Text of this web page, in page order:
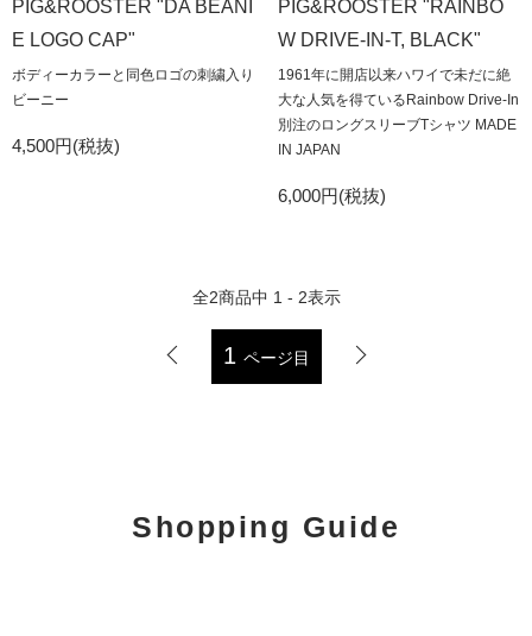
PIG&ROOSTER "DA BEANI
E LOGO CAP"
ボディーカラーと同色ロゴの刺繍入り
ビーニー
4,500円(税抜)
PIG&ROOSTER "RAINBO
W DRIVE-IN-T, BLACK"
1961年に開店以来ハワイで未だに絶
大な人気を得ているRainbow Drive-In
別注のロングスリーブTシャツ MADE
IN JAPAN
6,000円(税抜)
全2商品中 1 - 2表示
1 ページ目
Shopping Guide